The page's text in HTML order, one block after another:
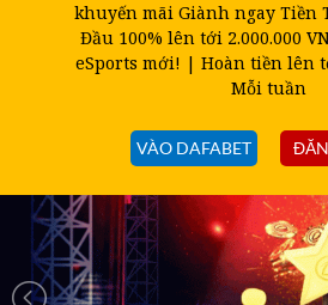
khuyến mãi Giành ngay Tiền
Đầu 100% lên tới 2.000.000
eSports mới! | Hoàn tiền lên
Mỗi tuần
VÀO DAFABET